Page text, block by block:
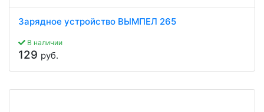
Зарядное устройство ВЫМПЕЛ 265
В наличии
129 руб.